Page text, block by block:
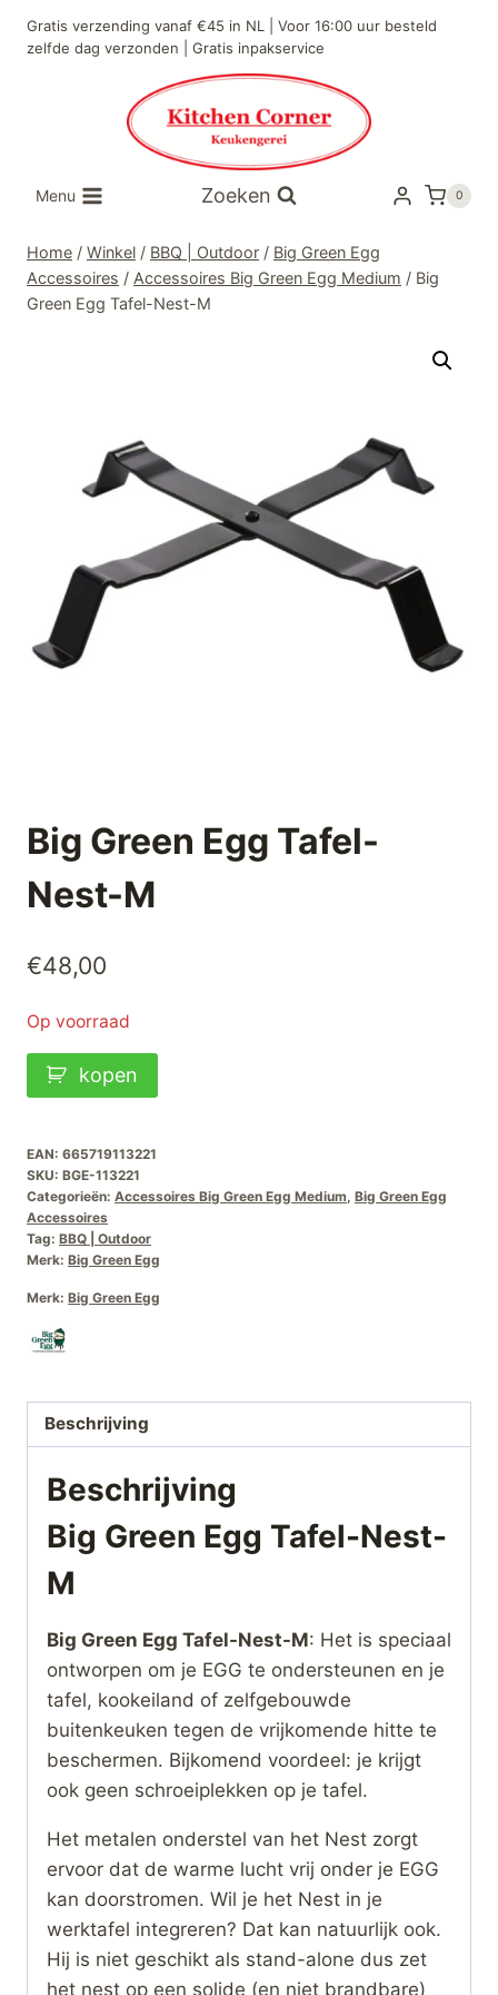
naar
Gratis verzending vanaf €45 in NL | Voor 16:00 uur besteld
zelfde dag verzonden | Gratis inpakservice
Menu Zoeken 0
Home / Winkel / BBQ | Outdoor / Big Green Egg
Accessoires / Accessoires Big Green Egg Medium / Big
Green Egg Tafel-Nest-M
Big Green Egg Tafel-
Nest-M
€48,00
Op voorraad
Big
Green
Tafel-
Nest-
M
aantal
kopen
EAN: 665719113221
SKU: BGE-113221
Categorieën: Accessoires Big Green Egg Medium, Big Green Egg
Accessoires
Tag: BBQ | Outdoor
Merk: Big Green Egg
Merk: Big Green Egg
Beschrijving
Beschrijving
Big Green Egg Tafel-Nest-
M
Big Green Egg Tafel-Nest-M: Het is speciaal
ontworpen om je EGG te ondersteunen en je
tafel, kookeiland of zelfgebouwde
buitenkeuken tegen de vrijkomende hitte te
beschermen. Bijkomend voordeel: je krijgt
ook geen schroeiplekken op je tafel.
Het metalen onderstel van het Nest zorgt
ervoor dat de warme lucht vrij onder je EGG
kan doorstromen. Wil je het Nest in je
werktafel integreren? Dat kan natuurlijk ook.
Hij is niet geschikt als stand-alone dus zet
het nest op een solide (en niet brandbare)